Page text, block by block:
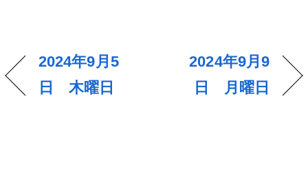
2024年9月5
日 木曜日
2024年9月9
日 月曜日